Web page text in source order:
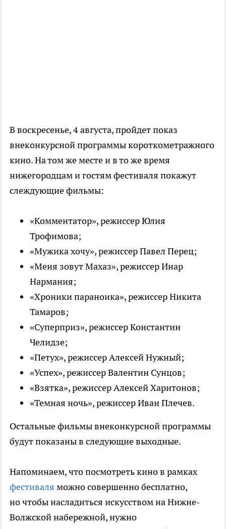
В воскресенье, 4 августа, пройдет показ
внеконкурсной программы короткометражного
кино. На том же месте и в то же время
нижегородцам и гостям фестиваля покажут
слеждующие фильмы:
«Комментатор», режиссер Юлия
Трофимова;
«Мужика хочу», режиссер Павел Перец;
«Меня зовут Махаз», режиссер Инар
Нармания;
«Хроники параноика», режиссер Никита
Тамаров;
«Суперприз», режиссер Константин
Челидзе;
«Петух», режиссер Алексей Нужный;
«Успех», режиссер Валентин Сунцов;
«Взятка», режиссер Алексей Харитонов;
«Темная ночь», режиссер Иван Плечев.
Остальные фильмы внеконкурсной программы
будут показаны в следующие выходные.
Напоминаем, что посмотреть кино в рамках
фестиваля можно совершенно бесплатно,
но чтобы насладиться искусством на Нижне-
Волжской набережной, нужно